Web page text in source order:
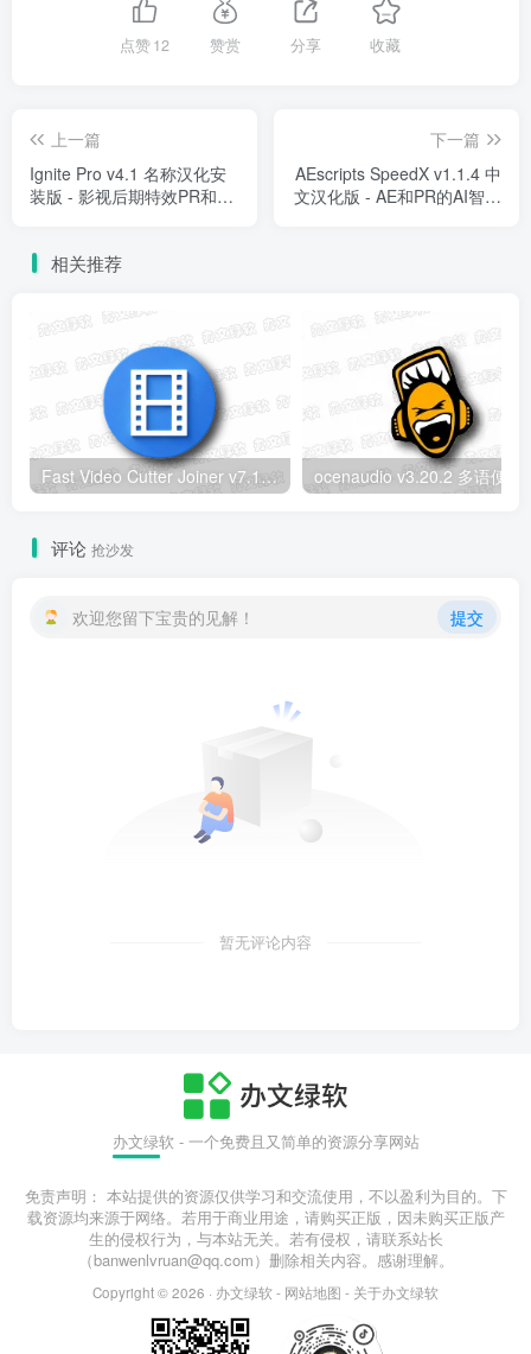
点赞12 赞赏 分享 收藏
上一篇
Ignite Pro v4.1 名称汉化安
装版 - 影视后期特效PR和AE
下一篇
AEscripts SpeedX v1.1.4 中
文汉化版 - AE和PR的AI智能
相关推荐
Fast Video Cutter Joiner v7.1.7.0 多语便携版 – 无损视频剪切合并工具
评论 抢沙发
欢迎您留下宝贵的见解！ 提交
暂无评论内容
办文绿软 - 一个免费且又简单的资源分享网站
免责声明： 本站提供的资源仅供学习和交流使用，不以盈利为目的。下
载资源均来源于网络。若用于商业用途，请购买正版，因未购买正版产
生的侵权行为，与本站无关。若有侵权，请联系站长
（banwenlvruan@qq.com）删除相关内容。感谢理解。
Copyright © 2026 · 办文绿软 - 网站地图 - 关于办文绿软